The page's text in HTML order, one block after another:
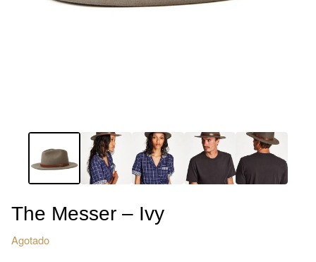
The Messer – Ivy
Agotado